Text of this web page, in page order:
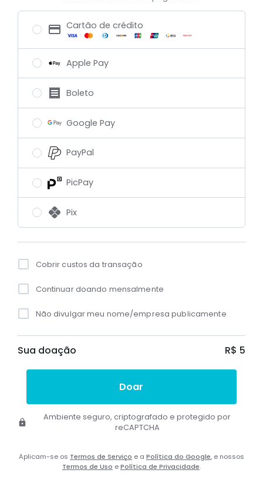
Cartão de crédito
Apple Pay
Boleto
Google Pay
PayPal
PicPay
Pix
Cobrir custos da transação
Continuar doando mensalmente
Não divulgar meu nome/empresa publicamente
Sua doação R$ 5
Doar
Ambiente seguro, criptografado e protegido por
reCAPTCHA
Aplicam-se os Termos de Serviço e a Política do Google, e nossos
Termos de Uso ePolítica de Privacidade.